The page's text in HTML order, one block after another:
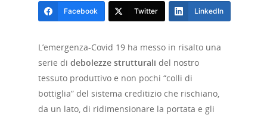
Facebook Twitter LinkedIn
L’emergenza-Covid 19 ha messo in risalto una
serie di debolezze strutturali del nostro
tessuto produttivo e non pochi “colli di
bottiglia” del sistema creditizio che rischiano,
da un lato, di ridimensionare la portata e gli